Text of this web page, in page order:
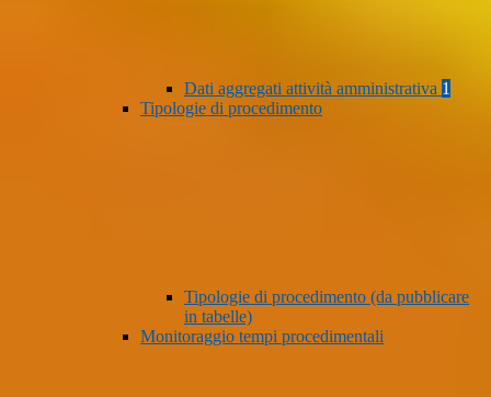
Dati aggregati attività amministrativa 1
Tipologie di procedimento
Tipologie di procedimento (da pubblicare
in tabelle)
Monitoraggio tempi procedimentali